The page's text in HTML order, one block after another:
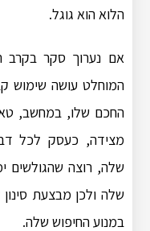
הלוא הוא גוגל.
אם נערוך סקר בקרב
המוחלט עושה שימוש
החכם שלו, במחשב,
מצידה, כעסק לכל
שלה, רוצה שהגולשים
שלה ולכן מבצעת
במנוע החיפוש שלה.